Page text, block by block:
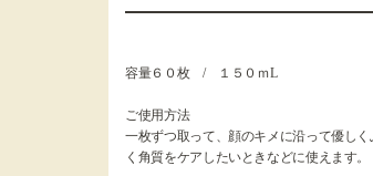
容量６０枚 / １５０ｍL
ご使用方法
一枚ずつ取って、顔のキメに沿って優し
く角質をケアしたいときなどに使えます。